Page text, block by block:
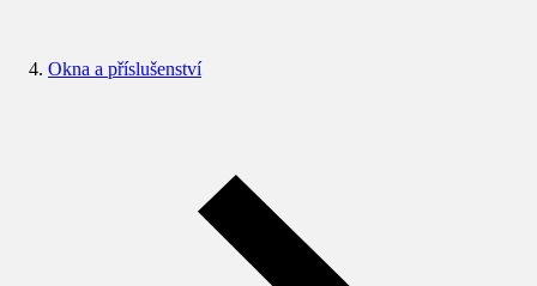
Okna a příslušenství